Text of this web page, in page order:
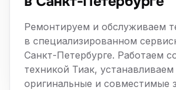
Ремонтируем и обслуживаем
в специализированном
Санкт-Петербурге. Работаем
техникой Тиак, устанавливаем
оригинальные и совместимые